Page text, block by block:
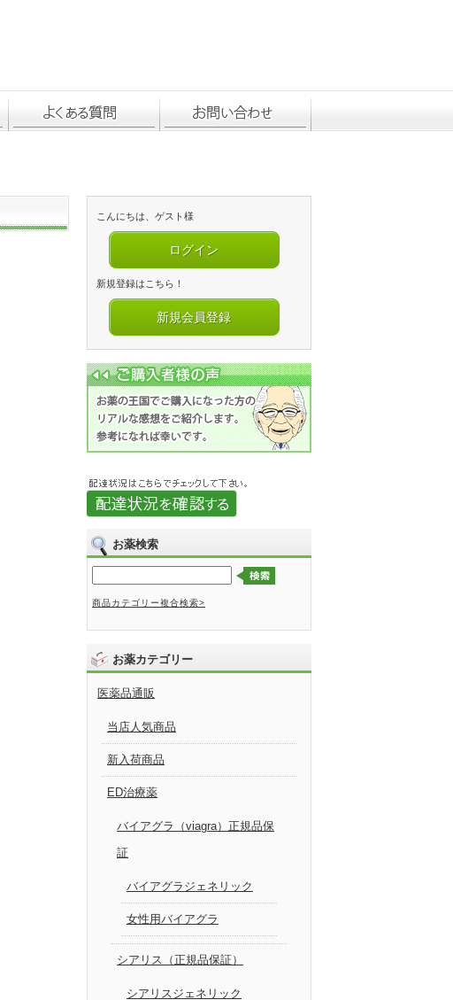
こんにちは、ゲスト様
ログイン
新規登録はこちら！
新規会員登録
お薬検索
商品カテゴリー複合検索>
お薬カテゴリー
医薬品通販
当店人気商品
新入荷商品
ED治療薬
バイアグラ（viagra）正規品保
証
バイアグラジェネリック
女性用バイアグラ
シアリス（正規品保証）
シアリスジェネリック